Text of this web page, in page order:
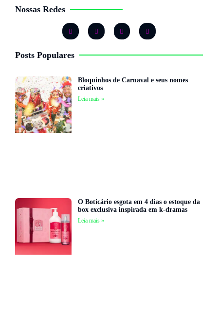
Nossas Redes
Posts Populares
Bloquinhos de Carnaval e seus nomes
criativos
Leia mais »
O Boticário esgota em 4 dias o estoque da
box exclusiva inspirada em k-dramas
Leia mais »